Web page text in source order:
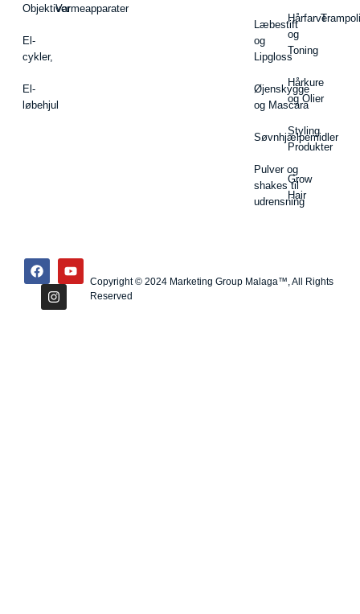
Objektiver
El-
cykler,
El-
løbehjul
Varmeapparater
Læbestift
og
Lipgloss
Øjenskygge
og Mascara
Søvnhjælpemidler
Pulver og
shakes til
udrensning
Hårfarve
og
Toning
Hårkure
og Olier
Styling
Produkter
Grow
Hair
Copyright © 2024 Marketing Group Malaga™, All Rights
Reserved